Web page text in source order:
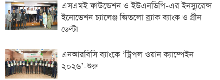
এসএমই ফাউন্ডেশন ও ইউএনডিপি-এর ইনস্যুরেন্স
ইনোভেশন চ্যালেঞ্জ জিতলো ব্র্যাক ব্যাংক ও গ্রীন
ডেল্টা
এনআরবিসি ব্যাংকে ‘ট্রিপল ওয়ান ক্যাম্পেইন
২০২৬’-শুরু